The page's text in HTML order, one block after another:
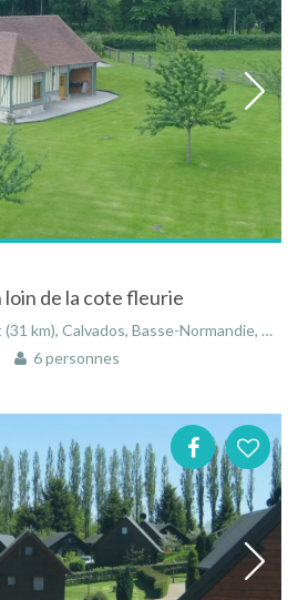
de la cote fleurie
Basse-Normandie, Normandie, France
6 personnes